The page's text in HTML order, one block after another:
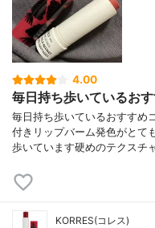
4.00
毎日持ち歩いているお
毎日持ち歩いているおすすめ
付きリップバーム発色がとて
歩いています硬めのテクスチ
KORRES(コレス)